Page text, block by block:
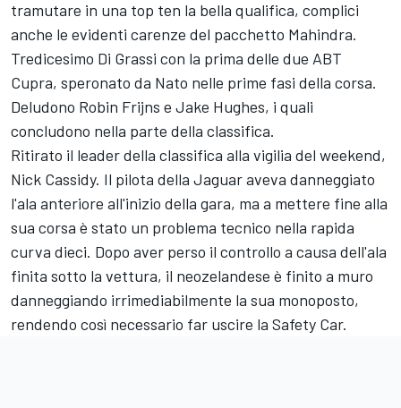
tramutare in una top ten la bella qualifica, complici
anche le evidenti carenze del pacchetto Mahindra.
Tredicesimo Di Grassi con la prima delle due ABT
Cupra, speronato da Nato nelle prime fasi della corsa.
Deludono Robin Frijns e Jake Hughes, i quali
concludono nella parte della classifica.
Ritirato il leader della classifica alla vigilia del weekend,
Nick Cassidy. Il pilota della Jaguar aveva danneggiato
l'ala anteriore all'inizio della gara, ma a mettere fine alla
sua corsa è stato un problema tecnico nella rapida
curva dieci. Dopo aver perso il controllo a causa dell'ala
finita sotto la vettura, il neozelandese è finito a muro
danneggiando irrimediabilmente la sua monoposto,
rendendo così necessario far uscire la Safety Car.